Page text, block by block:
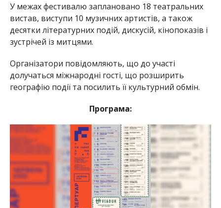
У межах фестивалю заплановано 18 театральних
вистав, виступи 10 музичних артистів, а також
десятки літературних подій, дискусій, кінопоказів і
зустрічей із митцями.
Організатори повідомляють, що до участі
долучаться міжнародні гості, що розширить
географію події та посилить її культурний обмін.
Програма: